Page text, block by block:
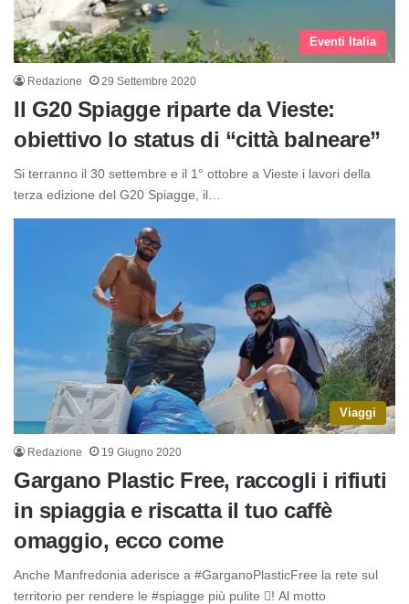
Eventi Italia
Redazione 29 Settembre 2020
Il G20 Spiagge riparte da Vieste:
obiettivo lo status di “città balneare”
Si terranno il 30 settembre e il 1° ottobre a Vieste i lavori della
terza edizione del G20 Spiagge, il…
Viaggi
Redazione 19 Giugno 2020
Gargano Plastic Free, raccogli i rifiuti
in spiaggia e riscatta il tuo caffè
omaggio, ecco come
Anche Manfredonia aderisce a #GarganoPlasticFree la rete sul
territorio per rendere le #spiagge più pulite ! Al motto